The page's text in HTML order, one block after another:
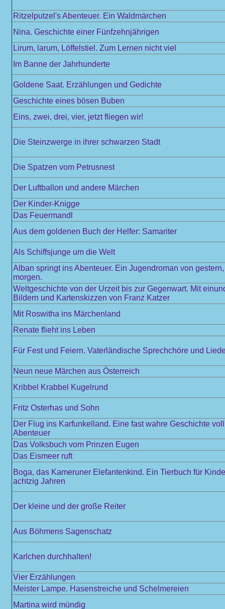
Ritzelputzel's Abenteuer. Ein Waldmärchen
Nina. Geschichte einer Fünfzehnjährigen
Lirum, larum, Löffelstiel. Zum Lernen nicht viel
Im Banne der Jahrhunderte
Goldene Saat. Erzählungen und Gedichte
Geschichte eines bösen Buben
Eins, zwei, drei, vier, jetzt fliegen wir!
Die Steinzwerge in ihrer schwarzen Stadt
Die Spatzen vom Petrusnest
Der Luftballon und andere Märchen
Der Kinder-Knigge
Das Feuermandl
Aus dem goldenen Buch der Helfer: Samariter
Als Schiffsjunge um die Welt
Alban springt ins Abenteuer. Ein Jugendroman von
morgen.
Weltgeschichte von der Urzeit bis zur Gegenwart. Mit
Bildern und Kartenskizzen von Franz Katzer
Mit Roswitha ins Märchenland
Renate flieht ins Leben
Für Fest und Feiern. Vaterländische Sprechchöre und
Neun neue Märchen aus Österreich
Kribbel Krabbel Kugelrund
Fritz Osterhas und Sohn
Der Flug ins Karfunkelland. Eine fast wahre Geschichte
Abenteuer
Das Volksbuch vom Prinzen Eugen
Das Eismeer ruft
Boga, das Kameruner Elefantenkind. Ein Tierbuch für
achtzig Jahren
Der kleine und der große Reiter
Aus Böhmens Sagenschatz
Karlchen durchhalten!
Vier Erzählungen
Meister Lampe. Hasenstreiche und Schelmereien
Martina wird mündig